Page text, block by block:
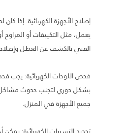
إصلاح الأجهزة الكهربائية: إذا
يعمل، مثل التكييفات أو المراوح
الفني بالكشف عن العطل
فحص اللوحات الكهربائية: يجب
بشكل دوري لتجنب حدوث مشاكل
جميع الأجهزة في المنزل.